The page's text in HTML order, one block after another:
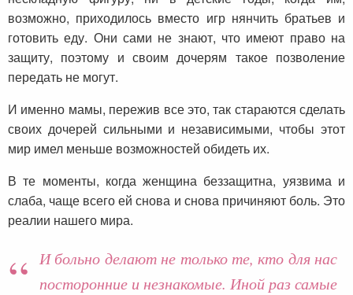
возможно, приходилось вместо игр нянчить братьев и
готовить еду. Они сами не знают, что имеют право на
защиту, поэтому и своим дочерям такое позволение
передать не могут.
И именно мамы, пережив все это, так стараются сделать
своих дочерей сильными и независимыми, чтобы этот
мир имел меньше возможностей обидеть их.
В те моменты, когда женщина беззащитна, уязвима и
слаба, чаще всего ей снова и снова причиняют боль. Это
реалии нашего мира.
И больно делают не только те, кто для нас
посторонние и незнакомые. Иной раз самые